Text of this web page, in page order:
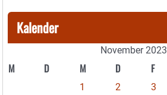
Kalender
November 2023
M D M D F
1 2 3